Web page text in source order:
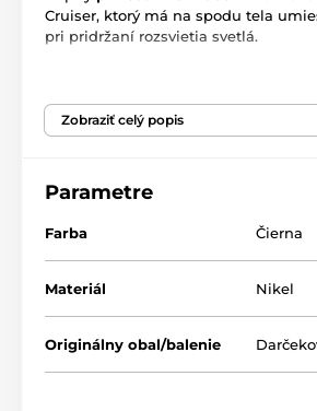
Cruiser, ktorý má na spodu tela
pri pridržaní rozsvietia svetlá.
Rozmer: autíčka: 4,5 cm, celkový
Produkt je zaradený v
Pre mužov Valentínka pre
Zobraziť celý popis
Parametre
Farba Čierna
Materiál Nikel
Originálny obal/balenie